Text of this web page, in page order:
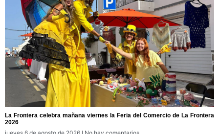
La Frontera celebra mañana viernes la Feria del Comercio de La Frontera
2026